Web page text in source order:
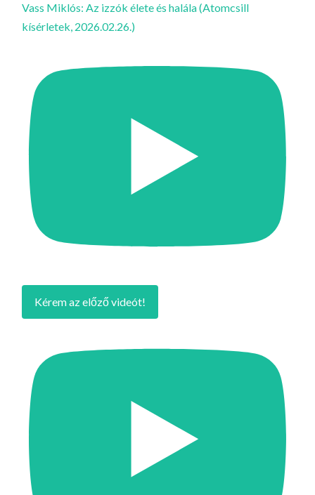
Vass Miklós: Az izzók élete és halála (Atomcsill
kísérletek, 2026.02.26.)
Kérem az előző videót!